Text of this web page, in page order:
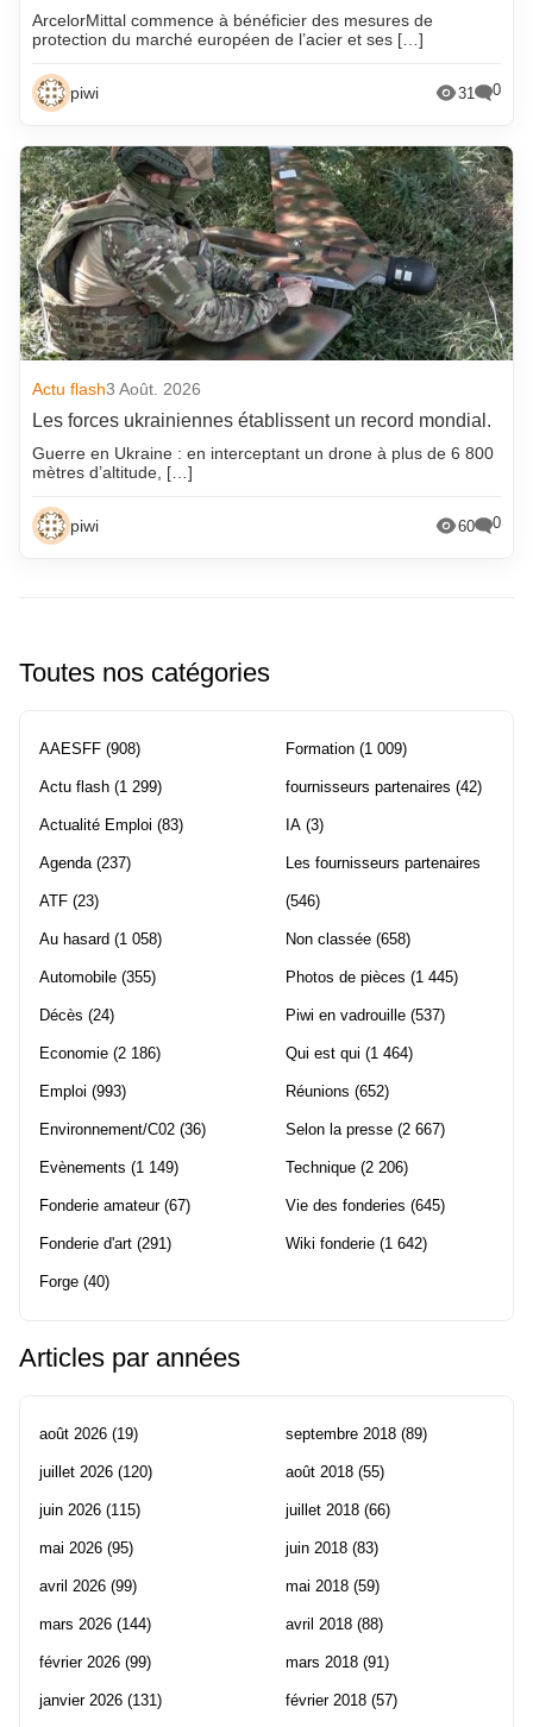
ArcelorMittal commence à bénéficier des mesures de
protection du marché européen de l’acier et ses […]
piwi 31 0
Actu flash3 Août. 2026
Les forces ukrainiennes établissent un record mondial.
Guerre en Ukraine : en interceptant un drone à plus de 6 800
mètres d’altitude, […]
piwi 60 0
Toutes nos catégories
AAESFF (908)
Actu flash (1 299)
Actualité Emploi (83)
Agenda(237)
ATF (23)
Au hasard (1 058)
Automobile (355)
Décès (24)
Economie (2 186)
Emploi (993)
Environnement/C02 (36)
Evènements (1 149)
Fonderie amateur(67)
Fonderie d'art (291)
Forge (40)
Formation (1 009)
fournisseurs partenaires (42)
IA (3)
Les fournisseurs partenaires
(546)
Non classée (658)
Photos de pièces (1 445)
Piwi en vadrouille (537)
Qui est qui (1 464)
Réunions (652)
Selon la presse (2 667)
Technique (2 206)
Vie des fonderies (645)
Wiki fonderie (1 642)
Articles par années
août 2026 (19)
juillet 2026 (120)
juin 2026 (115)
mai 2026 (95)
avril 2026 (99)
mars 2026 (144)
février 2026 (99)
janvier 2026 (131)
septembre 2018 (89)
août 2018 (55)
juillet 2018 (66)
juin 2018 (83)
mai 2018 (59)
avril 2018 (88)
mars 2018 (91)
février 2018 (57)